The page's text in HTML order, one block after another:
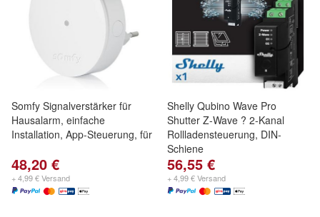
Somfy Signalverstärker für
Hausalarm, einfache
Installation, App-Steuerung, für
48,20 €
+ 4,99 € Versand
Shelly Qubino Wave Pro
Shutter Z-Wave ? 2-Kanal
Rollladensteuerung, DIN-
Schiene
56,55 €
+ 4,99 € Versand